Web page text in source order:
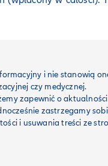
i nie stanowią
czy medycznej.
zapewnić o aktualności
zastrzegamy
i usuwania treści ze